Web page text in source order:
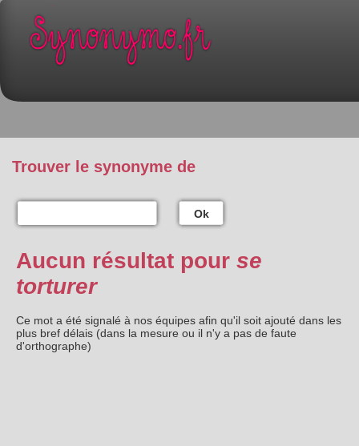
Trouver le synonyme de
Ok
Aucun résultat pour se
torturer
Ce mot a été signalé à nos équipes afin qu'il soit ajouté dans les
plus bref délais (dans la mesure ou il n'y a pas de faute
d'orthographe)